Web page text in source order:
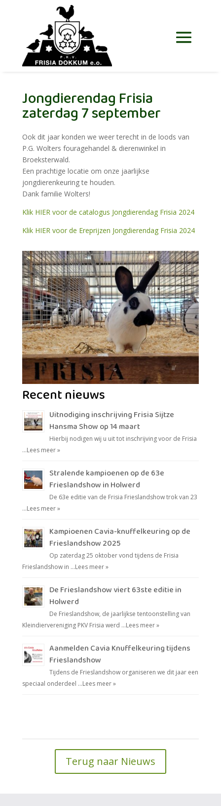
Jongdierendag Frisia
zaterdag 7 september
Ook dit jaar konden we weer terecht in de loods van
P.G. Wolters fouragehandel & dierenwinkel in
Broeksterwald.
Een prachtige locatie om onze jaarlijkse
jongdierenkeuring te houden.
Dank familie Wolters!
Klik HIER voor de catalogus Jongdierendag Frisia 2024
Klik HIER voor de Ereprijzen Jongdierendag Frisia 2024
Recent nieuws
Uitnodiging inschrijving Frisia Sijtze
Hansma Show op 14 maart
Hierbij nodigen wij u uit tot inschrijving voor de Frisia
…Lees meer »
Stralende kampioenen op de 63e
Frieslandshow in Holwerd
De 63e editie van de Frisia Frieslandshow trok van 23
…Lees meer »
Kampioenen Cavia-knuffelkeuring op de
Frieslandshow 2025
Op zaterdag 25 oktober vond tijdens de Frisia
Frieslandshow in …Lees meer »
De Frieslandshow viert 63ste editie in
Holwerd
De Frieslandshow, de jaarlijkse tentoonstelling van
Kleindiervereniging PKV Frisia werd …Lees meer »
Aanmelden Cavia Knuffelkeuring tijdens
Frieslandshow
Tijdens de Frieslandshow organiseren we dit jaar een
speciaal onderdeel …Lees meer »
Terug naar Nieuws